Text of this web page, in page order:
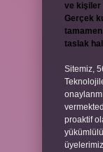
ve kişiler
Gerçek
taslak
Sitemiz,
proaktif